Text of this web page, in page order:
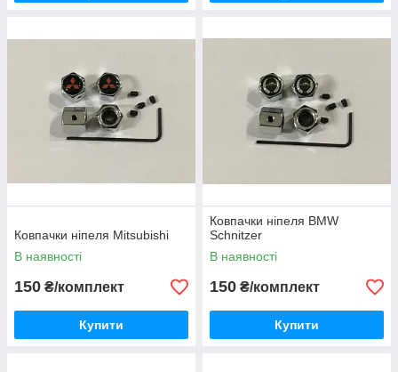
Ковпачки ніпеля Mitsubishi
В наявності
150 ₴/комплект
Купити
Ковпачки ніпеля BMW
Schnitzer
В наявності
150 ₴/комплект
Купити